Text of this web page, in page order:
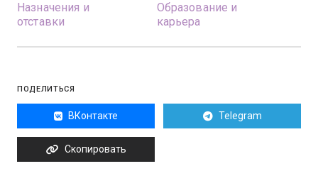
Назначения и
отставки
Образование и
карьера
ПОДЕЛИТЬСЯ
ВКонтакте Telegram
Скопировать